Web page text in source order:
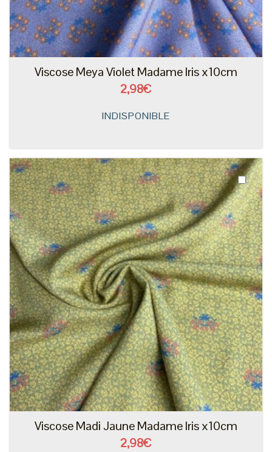
Viscose Meya Violet Madame Iris x10cm
2,98€
INDISPONIBLE
Viscose Madi Jaune Madame Iris x10cm
2,98€